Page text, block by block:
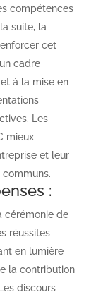
compétences
suite, la
cet
cadre
à la mise en
Les
mieux
et leur
:
cérémonie de
réussites
en lumière
la contribution
discours